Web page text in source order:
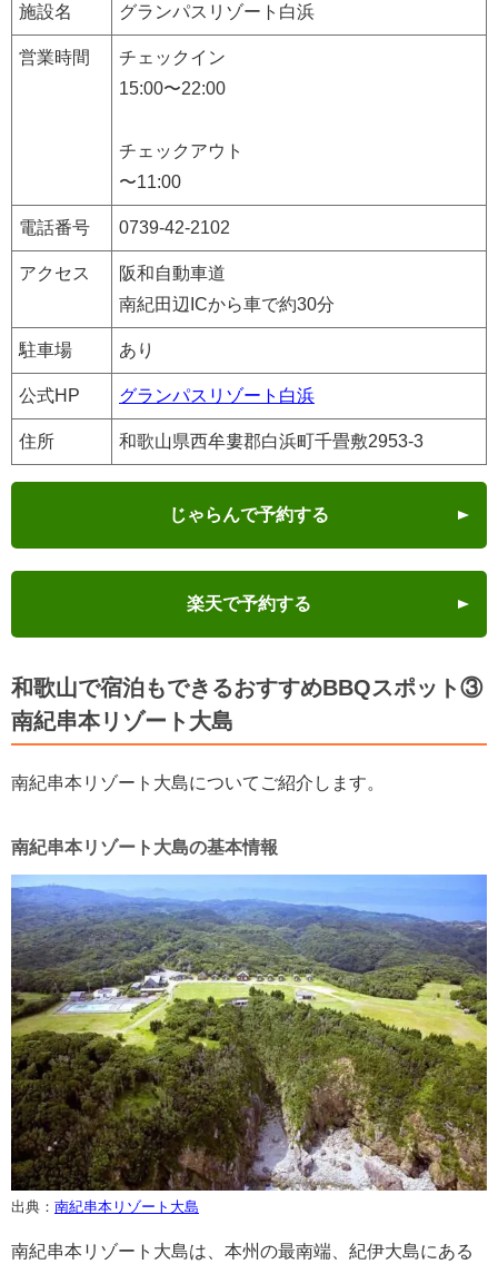
施設名 グランパスリゾート白浜
営業時間
チェックイン
15:00〜22:00
チェックアウト
〜11:00
電話番号 0739-42-2102
アクセス
阪和自動車道
南紀田辺ICから車で約30分
駐車場 あり
公式HP グランパスリゾート白浜
住所 和歌山県西牟婁郡白浜町千畳敷2953-3
じゃらんで予約する
楽天で予約する
和歌山で宿泊もできるおすすめBBQスポット③
南紀串本リゾート大島
南紀串本リゾート大島についてご紹介します。
南紀串本リゾート大島の基本情報
出典： 南紀串本リゾート大島
南紀串本リゾート大島は、本州の最南端、紀伊大島にある